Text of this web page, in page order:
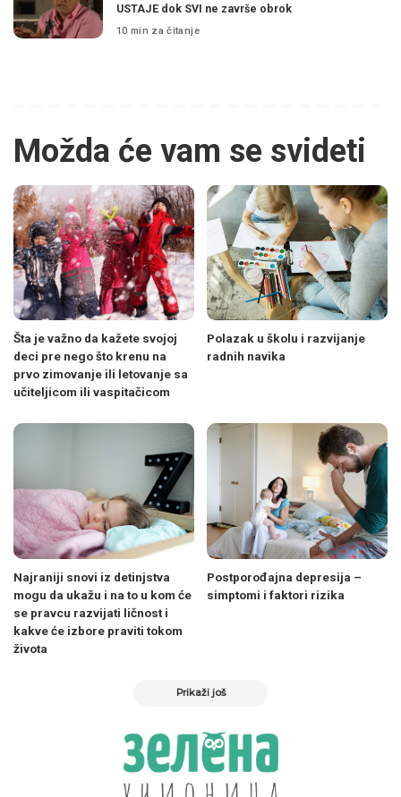
USTAJE dok SVI ne završe obrok
10 min za čitanje
Možda će vam se svideti
Šta je važno da kažete svojoj
deci pre nego što krenu na
prvo zimovanje ili letovanje sa
učiteljicom ili vaspitačicom
Polazak u školu i razvijanje
radnih navika
Najraniji snovi iz detinjstva
mogu da ukažu i na to u kom će
se pravcu razvijati ličnost i
kakve će izbore praviti tokom
života
Postporođajna depresija –
simptomi i faktori rizika
Prikaži još